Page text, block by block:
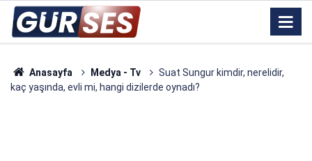
Anasayfa Medya - Tv
Suat Sungur kimdir, nerelidir,
kaç yaşında, evli mi, hangi dizilerde oynadı?